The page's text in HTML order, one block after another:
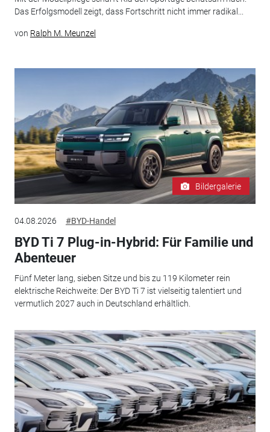
Das Erfolgsmodell zeigt, dass Fortschritt nicht immer radikal...
von Ralph M. Meunzel
Bildergalerie
04.08.2026 #BYD-Handel
BYD Ti 7 Plug-in-Hybrid: Für Familie und
Abenteuer
Fünf Meter lang, sieben Sitze und bis zu 119 Kilometer rein
elektrische Reichweite: Der BYD Ti 7 ist vielseitig talentiert und
vermutlich 2027 auch in Deutschland erhältlich.